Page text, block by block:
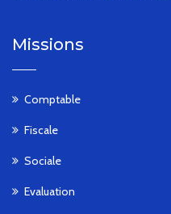
Missions
Comptable
Fiscale
Sociale
Evaluation